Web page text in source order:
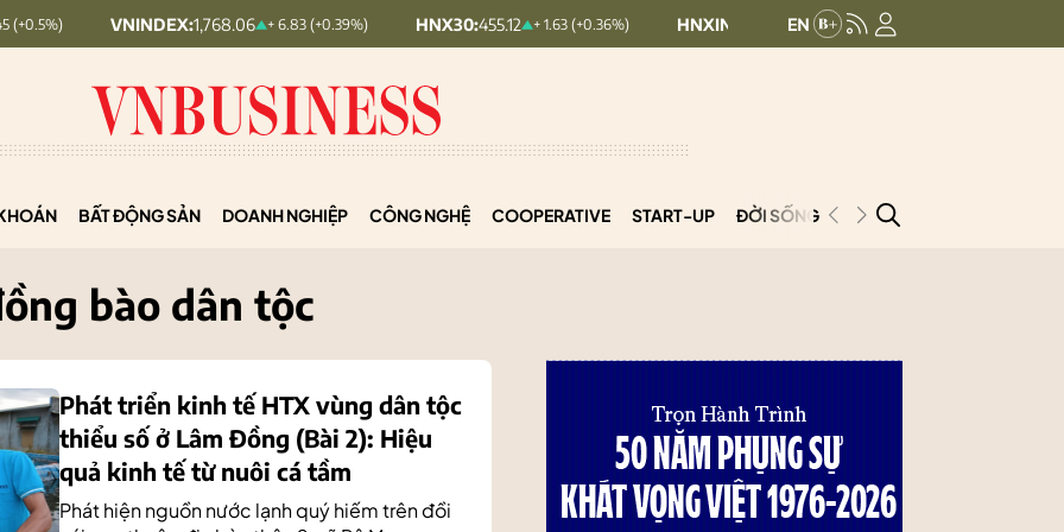
VNINDEX: 1,768.06 + 6.83 (+0.39%) HNX30: 455.12 + 1.63 (+0.36%) HNXINDEX: 293.44 + 0.25 (+0.09%) UPCOMINDEX:
BẤT ĐỘNG SẢN DOANH NGHIỆP CÔNG NGHỆ COOPERATIVE START-UP ĐỜI SỐNG PODCAST
bào dân tộc
Phát triển kinh tế HTX vùng dân tộc
thiểu số ở Lâm Đồng (Bài 2): Hiệu
quả kinh tế từ nuôi cá tầm
Phát hiện nguồn nước lạnh quý hiếm trên đồi